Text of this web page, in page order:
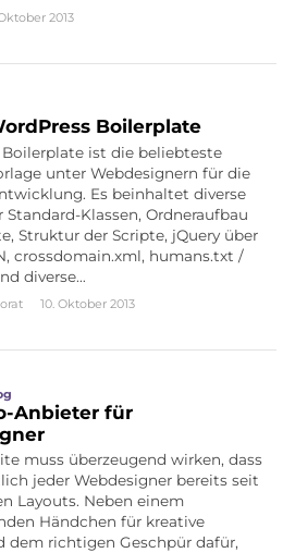
2013
Boilerplate
Boilerplate ist die beliebteste
unter Webdesignern für die
Es beinhaltet diverse
Standard-Klassen, Ordneraufbau
Struktur der Scripte, jQuery über
crossdomain.xml, humans.txt /
diverse…
10. Oktober 2013
Anbieter für
muss überzeugend wirken, dass
jeder Webdesigner bereits seit
Layouts. Neben einem
Händchen für kreative
dem richtigen Geschpür dafür,